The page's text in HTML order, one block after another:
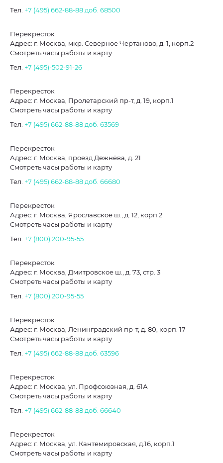
Тел. +7 (495) 662-88-88 доб. 68500
Перекресток
Адрес: г. Москва, мкр. Северное Чертаново, д. 1, корп.2
Смотреть часы работы и карту
Тел. +7 (495)-502-91-26
Перекресток
Адрес: г. Москва, Пролетарский пр-т, д. 19, корп.1
Смотреть часы работы и карту
Тел. +7 (495) 662-88-88 доб. 63569
Перекресток
Адрес: г. Москва, проезд Дежнёва, д. 21
Смотреть часы работы и карту
Тел. +7 (495) 662-88-88 доб. 66680
Перекресток
Адрес: г. Москва, Ярославское ш., д. 12, корп 2
Смотреть часы работы и карту
Тел. +7 (800) 200-95-55
Перекресток
Адрес: г. Москва, Дмитровское ш., д. 73, стр. 3
Смотреть часы работы и карту
Тел. +7 (800) 200-95-55
Перекресток
Адрес: г. Москва, Ленинградский пр-т, д. 80, корп. 17
Смотреть часы работы и карту
Тел. +7 (495) 662-88-88 доб. 63596
Перекресток
Адрес: г. Москва, ул. Профсоюзная, д. 61А
Смотреть часы работы и карту
Тел. +7 (495) 662-88-88 доб. 66640
Перекресток
Адрес: г. Москва, ул. Кантемировская, д.16, корп.1
Смотреть часы работы и карту